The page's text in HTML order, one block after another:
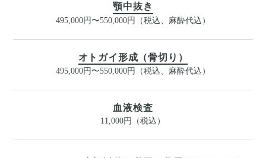
顎中抜き
495,000円〜550,000円（税込、麻酔代込）
オトガイ形成（骨切り）
495,000円〜550,000円（税込、麻酔代込）
血液検査
11,000円（税込）